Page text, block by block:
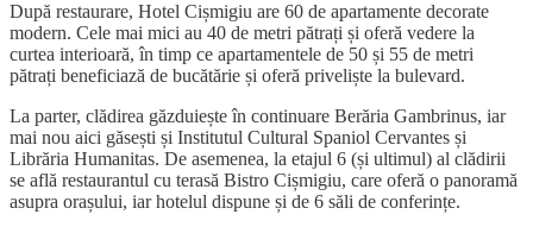
După restaurare, Hotel Cișmigiu are 60 de apartamente decorate
modern. Cele mai mici au 40 de metri pătrați și oferă vedere la
curtea interioară, în timp ce apartamentele de 50 și 55 de metri
pătrați beneficiază de bucătărie și oferă priveliște la bulevard.
La parter, clădirea găzduiește în continuare Berăria Gambrinus, iar
mai nou aici găsești și Institutul Cultural Spaniol Cervantes și
Librăria Humanitas. De asemenea, la etajul 6 (și ultimul) al clădirii
se află restaurantul cu terasă Bistro Cișmigiu, care oferă o panoramă
asupra orașului, iar hotelul dispune și de 6 săli de conferințe.